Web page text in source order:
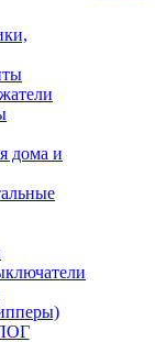
дома и